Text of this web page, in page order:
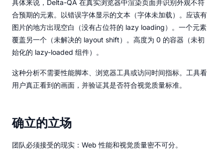
具体来说，Delta-QA 在真实浏览器中渲染页面并识别外观不符
合预期的元素。以错误字体显示的文本（字体未加载）。应该有
图片的地方出现空白（没有占位符的 lazy loading）。一个元素
覆盖另一个（未解决的 layout shift）。高度为 0 的容器（未初
始化的 lazy-loaded 组件）。
这种分析不需要性能脚本、浏览器工具或访问时间指标。工具看
用户真正看到的画面，并验证其是否符合视觉质量标准。
确立的立场
团队必须接受的现实：Web 性能和视觉质量密不可分。